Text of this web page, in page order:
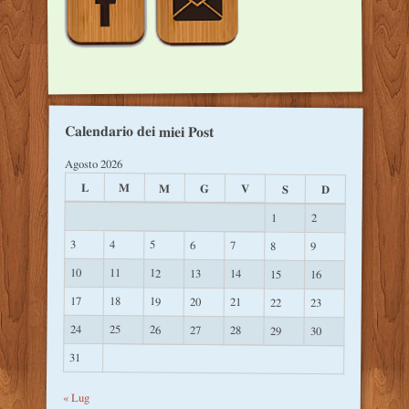
Calendario dei miei Post
Agosto 2026
L M M G V S D
1
2
3
4 5 6 7 8 9
10 11 12 13 14 15
16
17
18 19 20 21 22
23
24
25 26 27 28 29
30
31
« Lug